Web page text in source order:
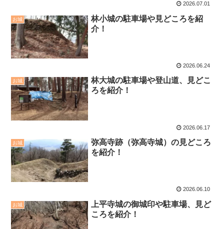
2026.07.01
お城
林小城の駐車場や見どころを紹
介！
2026.06.24
お城
林大城の駐車場や登山道、見どこ
ろを紹介！
2026.06.17
お城
弥高寺跡（弥高寺城）の見どころ
を紹介！
2026.06.10
お城
上平寺城の御城印や駐車場、見ど
ころを紹介！